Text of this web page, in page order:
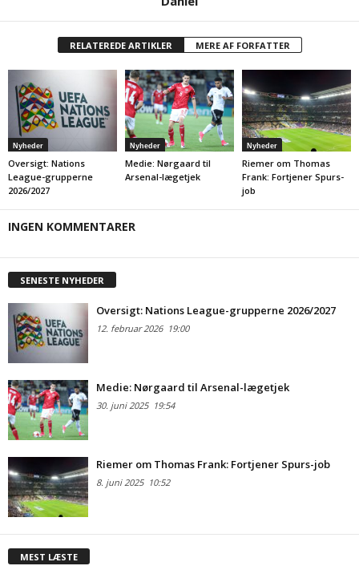
RELATEREDE ARTIKLER MERE AF FORFATTER
Nyheder
Oversigt: Nations
League-grupperne
2026/2027
Nyheder
Medie: Nørgaard til
Arsenal-lægetjek
Nyheder
Riemer om Thomas
Frank: Fortjener Spurs-
job
INGEN KOMMENTARER
SENESTE NYHEDER
Oversigt: Nations League-grupperne 2026/2027
12. februar 202619:00
Medie: Nørgaard til Arsenal-lægetjek
30. juni 202519:54
Riemer om Thomas Frank: Fortjener Spurs-job
8. juni 202510:52
MEST LÆSTE